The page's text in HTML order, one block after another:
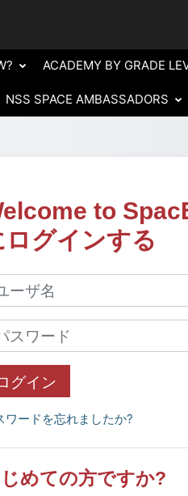
ACADEMY BY GRADE
NSS SPACE AMBASSADORS
to
ログインする
いアカウント作成にスキップする
ザ名
ワード
グイン
ワードを忘れましたか?
めての方ですか?